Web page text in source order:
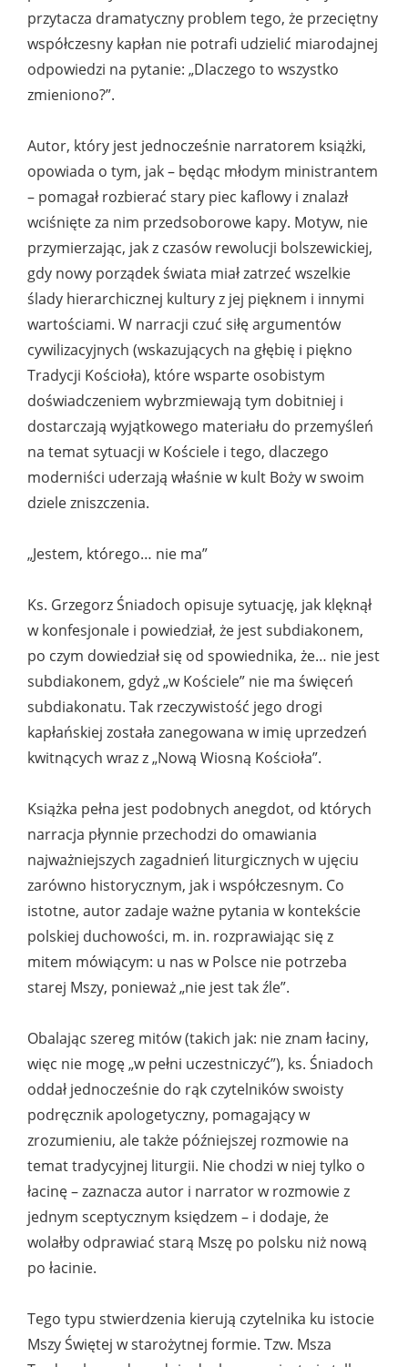
przytacza dramatyczny problem tego, że przeciętny
współczesny kapłan nie potrafi udzielić miarodajnej
odpowiedzi na pytanie: „Dlaczego to wszystko
zmieniono?”.
Autor, który jest jednocześnie narratorem książki,
opowiada o tym, jak – będąc młodym ministrantem
– pomagał rozbierać stary piec kaflowy i znalazł
wciśnięte za nim przedsoborowe kapy. Motyw, nie
przymierzając, jak z czasów rewolucji bolszewickiej,
gdy nowy porządek świata miał zatrzeć wszelkie
ślady hierarchicznej kultury z jej pięknem i innymi
wartościami. W narracji czuć siłę argumentów
cywilizacyjnych (wskazujących na głębię i piękno
Tradycji Kościoła), które wsparte osobistym
doświadczeniem wybrzmiewają tym dobitniej i
dostarczają wyjątkowego materiału do przemyśleń
na temat sytuacji w Kościele i tego, dlaczego
moderniści uderzają właśnie w kult Boży w swoim
dziele zniszczenia.
„Jestem, którego… nie ma”
Ks. Grzegorz Śniadoch opisuje sytuację, jak klęknął
w konfesjonale i powiedział, że jest subdiakonem,
po czym dowiedział się od spowiednika, że… nie jest
subdiakonem, gdyż „w Kościele” nie ma święceń
subdiakonatu. Tak rzeczywistość jego drogi
kapłańskiej została zanegowana w imię uprzedzeń
kwitnących wraz z „Nową Wiosną Kościoła”.
Książka pełna jest podobnych anegdot, od których
narracja płynnie przechodzi do omawiania
najważniejszych zagadnień liturgicznych w ujęciu
zarówno historycznym, jak i współczesnym. Co
istotne, autor zadaje ważne pytania w kontekście
polskiej duchowości, m. in. rozprawiając się z
mitem mówiącym: u nas w Polsce nie potrzeba
starej Mszy, ponieważ „nie jest tak źle”.
Obalając szereg mitów (takich jak: nie znam łaciny,
więc nie mogę „w pełni uczestniczyć”), ks. Śniadoch
oddał jednocześnie do rąk czytelników swoisty
podręcznik apologetyczny, pomagający w
zrozumieniu, ale także późniejszej rozmowie na
temat tradycyjnej liturgii. Nie chodzi w niej tylko o
łacinę – zaznacza autor i narrator w rozmowie z
jednym sceptycznym księdzem – i dodaje, że
wolałby odprawiać starą Mszę po polsku niż nową
po łacinie.
Tego typu stwierdzenia kierują czytelnika ku istocie
Mszy Świętej w starożytnej formie. Tzw. Msza